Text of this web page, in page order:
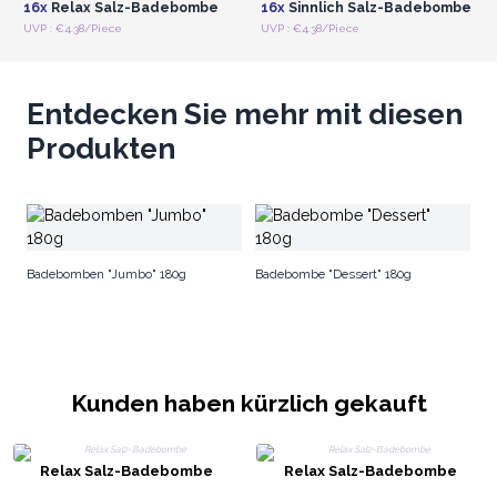
16xRelax Salz-Badebombe
UVP : €4.38/Piece
16xSinnlich Salz-Badebombe
UVP : €4.38/Piece
Entdecken Sie mehr mit diesen
Produkten
Badebomben "Jumbo" 180g Badebombe "Dessert" 180g
Kunden haben kürzlich gekauft
Relax Salz-Badebombe Relax Salz-Badebombe